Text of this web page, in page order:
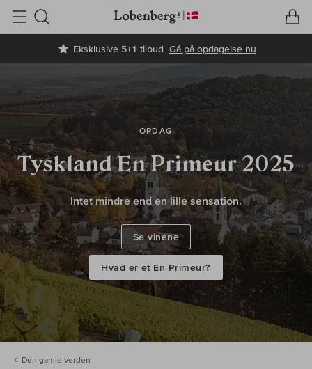
Eksklusive 5+1 tilbud Gå på opdagelse nu
Søg
OPDAG
Tyskland En Primeur 2025
Intet mindre end en lille sensation.
Se vinene
Hvad er et En Primeur?
Den gamle verden